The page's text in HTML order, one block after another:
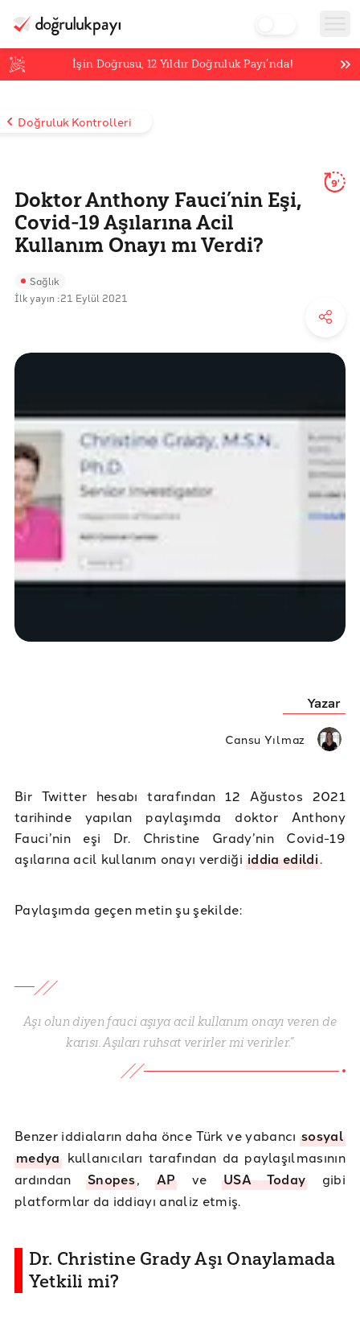
İşin Doğrusu,12 Yıldır Doğruluk Payı’nda!
Doğruluk Kontrolleri
Doktor Anthony Fauci’nin Eşi,
Covid-19 Aşılarına Acil
Kullanım Onayı mı Verdi?
9'
Sağlık
İlk yayın :21 Eylül 2021
Yazar
Cansu Yılmaz
Bir Twitter hesabı tarafından 12 Ağustos 2021
tarihinde yapılan paylaşımda doktor Anthony
Fauci’nin eşi Dr. Christine Grady’nin Covid-19
aşılarına acil kullanım onayı verdiğiiddia edildi.
Paylaşımda geçen metin şu şekilde:
Aşı olun diyen fauci aşıya acil kullanım onayı veren de
karısı. Aşıları ruhsat verirler mi verirler.”
Benzer iddiaların daha önce Türk ve yabancısosyal
medyakullanıcıları tarafından da paylaşılmasının
ardındanSnopes, AP veUSA Today gibi
platformlar da iddiayı analiz etmiş.
Dr. Christine Grady Aşı Onaylamada
Yetkili mi?